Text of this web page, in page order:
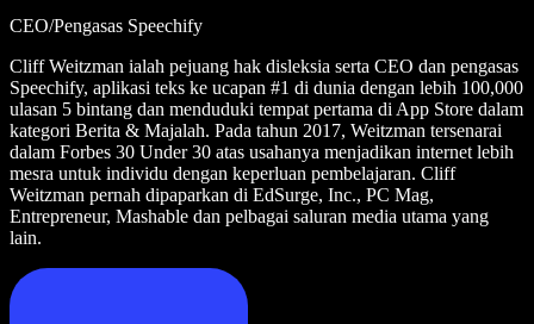
CEO/Pengasas Speechify
Cliff Weitzman ialah pejuang hak disleksia serta CEO dan pengasas
Speechify, aplikasi teks ke ucapan #1 di dunia dengan lebih 100,000
ulasan 5 bintang dan menduduki tempat pertama di App Store dalam
kategori Berita & Majalah. Pada tahun 2017, Weitzman tersenarai
dalam Forbes 30 Under 30 atas usahanya menjadikan internet lebih
mesra untuk individu dengan keperluan pembelajaran. Cliff
Weitzman pernah dipaparkan di EdSurge, Inc., PC Mag,
Entrepreneur, Mashable dan pelbagai saluran media utama yang
lain.